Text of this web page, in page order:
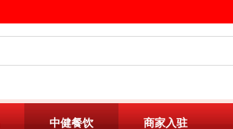
中健餐饮 商家入驻